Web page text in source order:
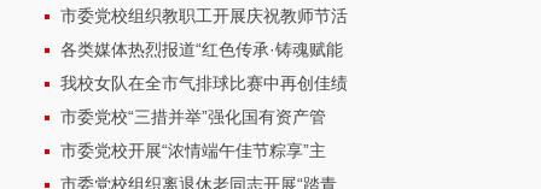
市委党校组织教职工开展庆祝教师节活
各类媒体热烈报道“红色传承·铸魂赋能
我校女队在全市气排球比赛中再创佳绩
市委党校“三措并举”强化国有资产管
市委党校开展“浓情端午佳节粽享”主
市委党校组织离退休老同志开展“踏青